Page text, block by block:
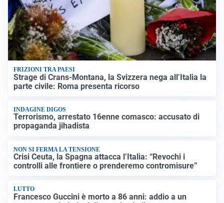
FRIZIONI TRA PAESI
Strage di Crans-Montana, la Svizzera nega all’Italia la
parte civile: Roma presenta ricorso
INDAGINE DIGOS
Terrorismo, arrestato 16enne comasco: accusato di
propaganda jihadista
NON SI FERMA LA TENSIONE
Crisi Ceuta, la Spagna attacca l’Italia: “Revochi i
controlli alle frontiere o prenderemo contromisure”
LUTTO
Francesco Guccini è morto a 86 anni: addio a un